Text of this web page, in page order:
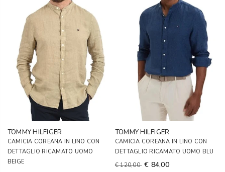
TOMMY HILFIGER
CAMICIA COREANA IN LINO CON
DETTAGLIO RICAMATO UOMO
BEIGE
TOMMY HILFIGER
CAMICIA COREANA IN LINO CON
DETTAGLIO RICAMATO UOMO BLU
€ 120,00 € 84,00